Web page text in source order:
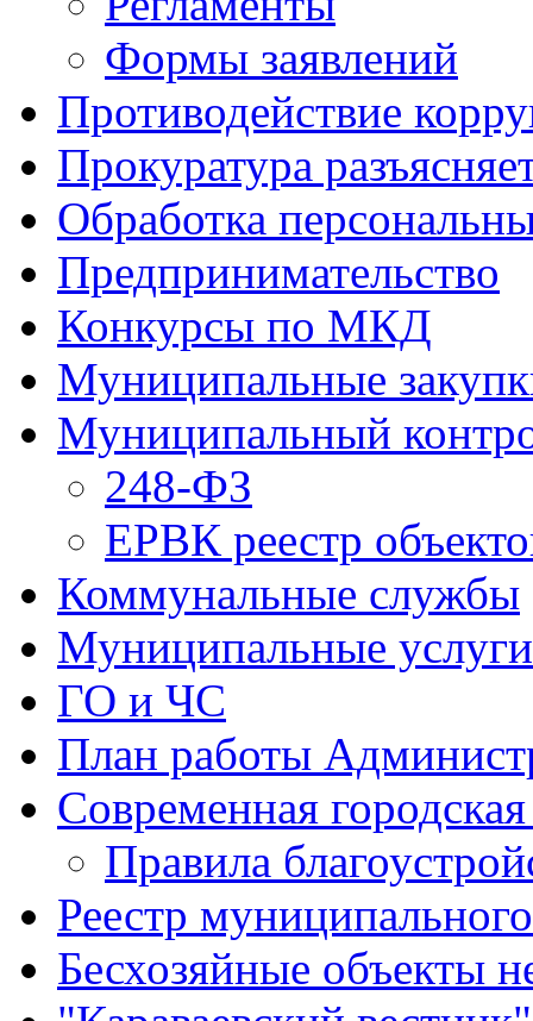
Формы заявлений
Противодействие
Прокуратура
Обработка
Предпринимательство
Конкурсы по МКД
Муниципальные
Муниципальный
248-ФЗ
ЕРВК реестр
Коммунальные службы
Муниципальные услуги
ГО и ЧС
План работы
Современная городская
Правила
Реестр
Бесхозяйные объекты